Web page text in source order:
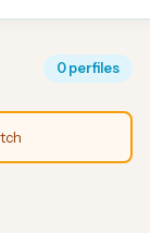
0 perfiles